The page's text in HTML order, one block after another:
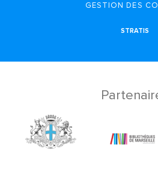
GESTION DES
STRATIS